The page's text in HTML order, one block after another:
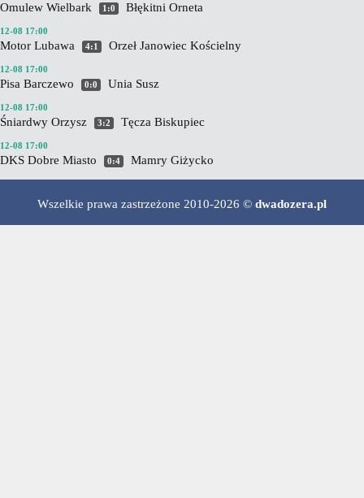
Omulew Wielbark 1:0 Błękitni Orneta
12-08 17:00
Motor Lubawa 4:1 Orzeł Janowiec Kościelny
12-08 17:00
Pisa Barczewo 0:0 Unia Susz
12-08 17:00
Śniardwy Orzysz 3:2 Tęcza Biskupiec
12-08 17:00
DKS Dobre Miasto 0:4 Mamry Giżycko
Wszelkie prawa zastrzeżone 2010-2026 © dwadozera.pl